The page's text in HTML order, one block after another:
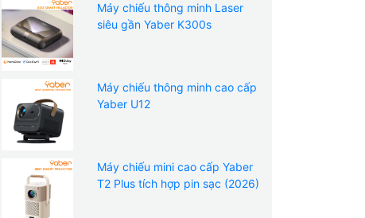
Máy chiếu thông minh Laser
siêu gần Yaber K300s
Máy chiếu thông minh cao cấp
Yaber U12
Máy chiếu mini cao cấp Yaber
T2 Plus tích hợp pin sạc (2026)